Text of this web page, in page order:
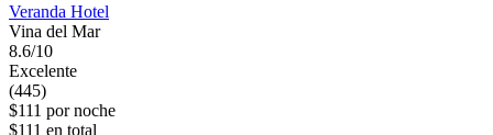
Veranda Hotel
Vina del Mar
8.6/10
Excelente
(445)
$111 por noche
$111 en total